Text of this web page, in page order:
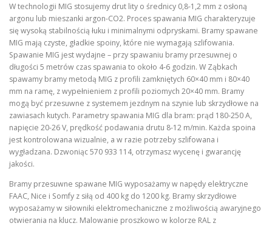
W technologii MIG stosujemy drut lity o średnicy 0,8-1,2 mm z osłoną
argonu lub mieszanki argon-CO2. Proces spawania MIG charakteryzuje
się wysoką stabilnością łuku i minimalnymi odpryskami. Bramy spawane
MIG mają czyste, gładkie spoiny, które nie wymagają szlifowania.
Spawanie MIG jest wydajne – przy spawaniu bramy przesuwnej o
długości 5 metrów czas spawania to około 4-6 godzin. W Ząbkach
spawamy bramy metodą MIG z profili zamkniętych 60×40 mm i 80×40
mm na ramę, z wypełnieniem z profili poziomych 20×40 mm. Bramy
mogą być przesuwne z systemem jezdnym na szynie lub skrzydłowe na
zawiasach kutych. Parametry spawania MIG dla bram: prąd 180-250 A,
napięcie 20-26 V, prędkość podawania drutu 8-12 m/min. Każda spoina
jest kontrolowana wizualnie, a w razie potrzeby szlifowana i
wygładzana. Dzwoniąc 570 933 114, otrzymasz wycenę i gwarancję
jakości.
Bramy przesuwne spawane MIG wyposażamy w napędy elektryczne
FAAC, Nice i Somfy z siłą od 400 kg do 1200 kg. Bramy skrzydłowe
wyposażamy w siłowniki elektromechaniczne z możliwością awaryjnego
otwierania na klucz. Malowanie proszkowo w kolorze RAL z